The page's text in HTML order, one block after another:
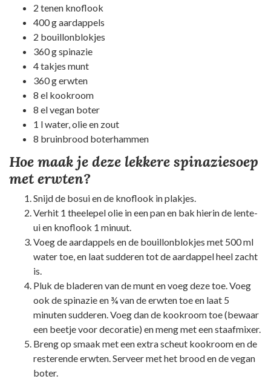
2 tenen knoflook
400 g aardappels
2 bouillonblokjes
360 g spinazie
4 takjes munt
360 g erwten
8 el kookroom
8 el vegan boter
1 l water, olie en zout
8 bruinbrood boterhammen
Hoe maak je deze lekkere spinaziesoep
met erwten?
Snijd de bosui en de knoflook in plakjes.
Verhit 1 theelepel olie in een pan en bak hierin de lente-
ui en knoflook 1 minuut.
Voeg de aardappels en de bouillonblokjes met 500 ml
water toe, en laat sudderen tot de aardappel heel zacht
is.
Pluk de bladeren van de munt en voeg deze toe. Voeg
ook de spinazie en ¾ van de erwten toe en laat 5
minuten sudderen. Voeg dan de kookroom toe (bewaar
een beetje voor decoratie) en meng met een staafmixer.
Breng op smaak met een extra scheut kookroom en de
resterende erwten. Serveer met het brood en de vegan
boter.